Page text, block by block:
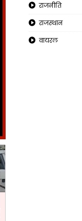
राजनीति
राजस्थान
वायरल